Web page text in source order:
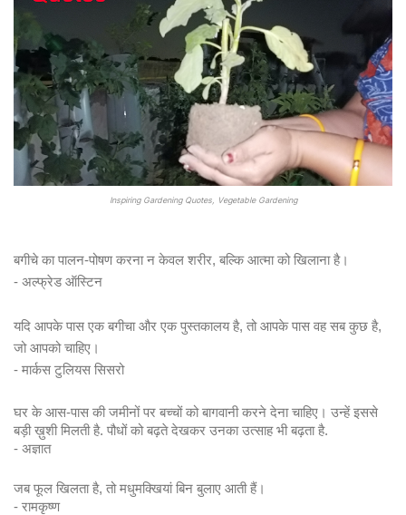
Inspiring Gardening Quotes, Vegetable Gardening
- अल्फ्रेड ऑस्टिन
यदि आपके पास एक बगीचा और एक पुस्तकालय है, तो आपके पास वह सब कुछ है,
- मार्कस टुलियस सिसरो
घर के आस-पास की जमीनों पर बच्चों को बागवानी करने देना चाहिए। उन्हें इससे
बड़ी ख़ुशी मिलती है. पौधों को बढ़ते देखकर उनका उत्साह भी बढ़ता है.
- अज्ञात
जब फूल खिलता है, तो मधुमक्खियां बिन बुलाए आती हैं।
- रामकृष्ण